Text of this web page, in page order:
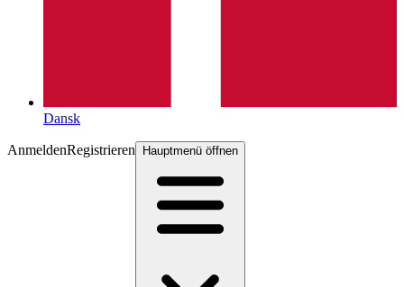
Dansk
AnmeldenRegistrieren Hauptmenü öffnen